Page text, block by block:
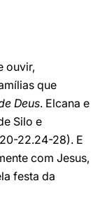
ouvir,
que
Deus. Elcana e
Silo e
22.24-28). E
com Jesus,
festa da